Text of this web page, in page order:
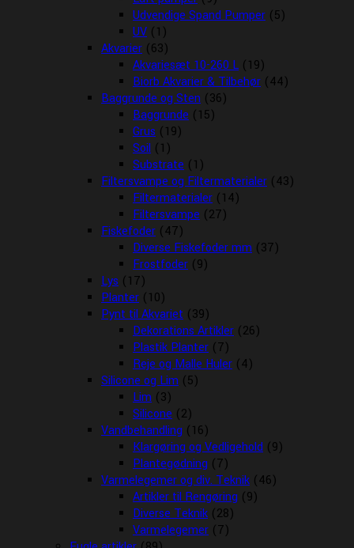
Udvendige Spand Pumper (5)
UV (1)
Akvarier (63)
Akvariesæt 10-260 L (19)
Biorb Akvarier & Tilbehør (44)
Baggrunde og Sten (36)
Baggrunde (15)
Grus (19)
Soil (1)
Substrate (1)
Filtersvampe og Filtermaterialer (43)
Filtermaterialer (14)
Filtersvampe (27)
Fiskefoder (47)
Diverse Fiskefoder mm (37)
Frostfoder (9)
Lys (17)
Planter (10)
Pynt til Akvariet (39)
Dekorations Artikler (26)
Plastik Planter (7)
Reje og Malle Huler (4)
Silicone og Lim (5)
Lim (3)
Silicone (2)
Vandbehandling (16)
Klargøring og Vedligehold (9)
Plantegødning (7)
Varmelegemer og div. Teknik (46)
Artikler til Rengøring (9)
Diverse Teknik (28)
Varmelegemer (7)